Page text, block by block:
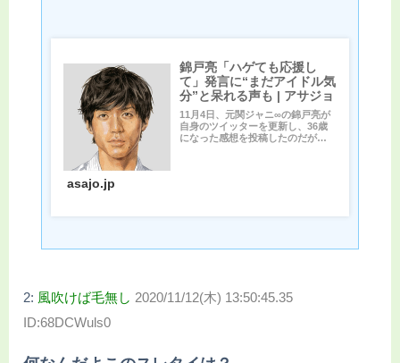
錦戸亮「ハゲても応援し
て」発言に“まだアイドル気
分”と呆れる声も | アサジョ
11月4日、元関ジャニ∞の錦戸亮が
自身のツイッターを更新し、36歳
になった感想を投稿したのだが、
asajo.jp
2: 風吹けば毛無し 2020/11/12(木) 13:50:45.35
ID:68DCWuls0